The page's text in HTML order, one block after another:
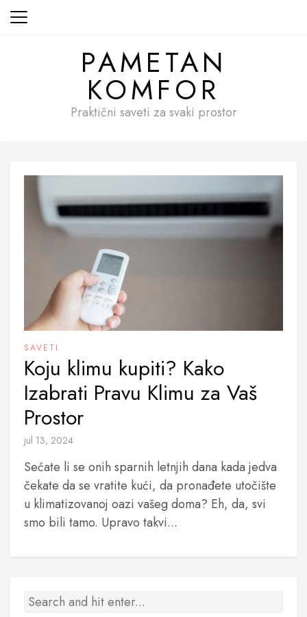
Skip
PAMETAN
KOMFOR
Praktični saveti za svaki prostor
SAVETI
Koju klimu kupiti? Kako
Izabrati Pravu Klimu za Vaš
Prostor
jul 13, 2024
Sećate li se onih sparnih letnjih dana kada jedva
čekate da se vratite kući, da pronađete utočište
u klimatizovanoj oazi vašeg doma? Eh, da, svi
smo bili tamo. Upravo takvi...